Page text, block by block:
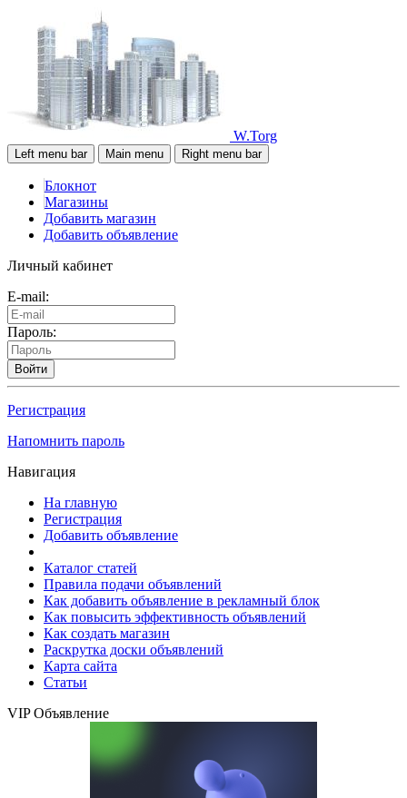
W.Torg
Left menu bar Main menu Right menu bar
Блокнот
Магазины
Добавить магазин
Добавить объявление
Личный кабинет
E-mail:
Пароль:
Войти
Регистрация
Напомнить пароль
Навигация
На главную
Регистрация
Добавить объявление
Каталог статей
Правила подачи объявлений
Как добавить объявление в рекламный блок
Как повысить эффективность объявлений
Как создать магазин
Раскрутка доски объявлений
Карта сайта
Статьи
VIP Объявление